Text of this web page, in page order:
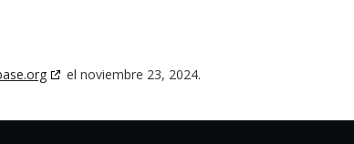
el noviembre 23, 2024.